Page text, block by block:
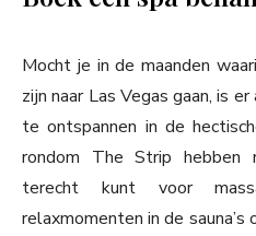
Mocht je in de maanden
zijn naar Las Vegas gaan, is
te ontspannen in de
rondom The Strip hebben
terecht kunt voor
relaxmomenten in de